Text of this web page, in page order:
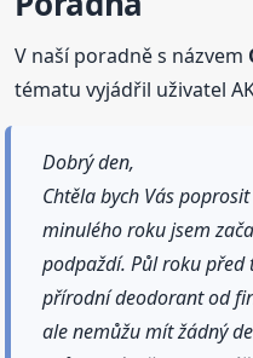
V naší poradně s názvem
tématu vyjádřil uživatel
Dobrý den,
Chtěla bych Vás
minulého roku jsem
podpaždí. Půl roku
přírodní deodorant od
ale nemůžu mít žádný